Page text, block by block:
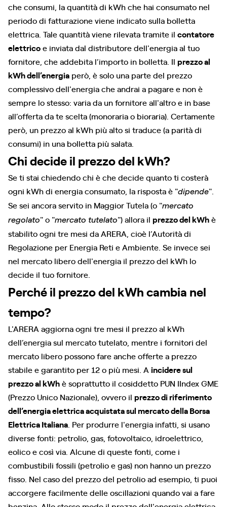
che consumi, la quantità di kWh che hai consumato nel
periodo di fatturazione viene indicato sulla bolletta
elettrica. Tale quantità viene rilevata tramite il contatore
elettricoe inviata dal distributore dell'energia al tuo
fornitore, che addebita l’importo in bolletta. Il prezzo al
kWh dell’energia però, è solo una parte del prezzo
complessivo dell'energia che andrai a pagare e non è
sempre lo stesso: varia da un fornitore all'altro e in base
all’offerta da te scelta (monoraria o bioraria). Certamente
però, un prezzo al kWh più alto si traduce (a parità di
consumi) in una bolletta più salata.
Chi decide il prezzo del kWh?
Se ti stai chiedendo chi è che decide quanto ti costerà
ogni kWh di energia consumato, la risposta è "dipende".
Se sei ancora servito in Maggior Tutela (o "mercato
regolato" o "mercato tutelato") allora il prezzo del kWhè
stabilito ogni tre mesi da ARERA, cioè l’Autorità di
Regolazione per Energia Reti e Ambiente. Se invece sei
nel mercato libero dell'energia il prezzo del kWh lo
decide il tuo fornitore.
Perché il prezzo del kWh cambia nel
tempo?
L'ARERA aggiorna ogni tre mesi il prezzo al kWh
dell’energia sul mercato tutelato, mentre i fornitori del
mercato libero possono fare anche offerte a prezzo
stabile e garantito per 12 o più mesi. A incidere sul
prezzo al kWhè soprattutto il cosiddetto PUN IIndex GME
(Prezzo Unico Nazionale), ovvero il prezzo di riferimento
dell’energia elettrica acquistata sul mercato della Borsa
Elettrica Italiana . Per produrre l'energia infatti, si usano
diverse fonti: petrolio, gas, fotovoltaico, idroelettrico,
eolico e così via. Alcune di queste fonti, come i
combustibili fossili (petrolio e gas) non hanno un prezzo
fisso. Nel caso del prezzo del petrolio ad esempio, ti puoi
accorgere facilmente delle oscillazioni quando vai a fare